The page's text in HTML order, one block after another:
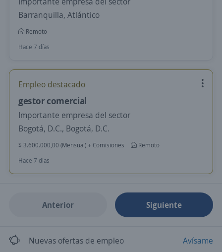
Barranquilla, Atlántico
Remoto
Hace 7 días
Empleo destacado
gestor comercial
Importante empresa del sector
Bogotá, D.C., Bogotá, D.C.
$ 3.600.000,00 (Mensual) + Comisiones
Remoto
Hace 7 días
Anterior Siguiente
Nuevas ofertas de empleo Avísame